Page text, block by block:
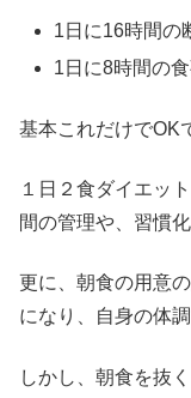
1日に16時間の
1日に8時間の
基本これだけでOK
１日２食ダイエッ
間の管理や、習慣
更に、朝食の用意
になり、自身の体
しかし、朝食を抜